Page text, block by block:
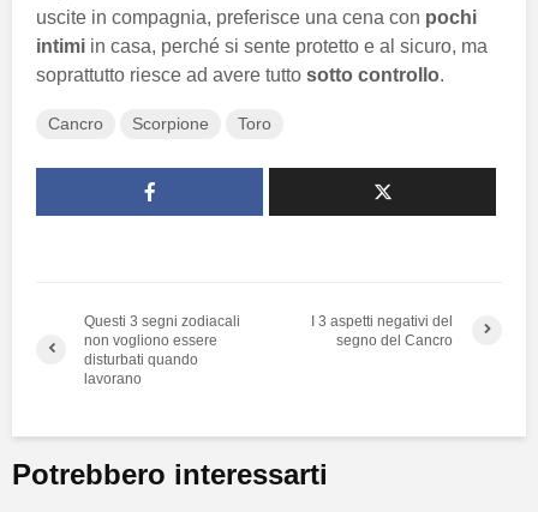
uscite in compagnia, preferisce una cena con pochi
intimi in casa, perché si sente protetto e al sicuro, ma
soprattutto riesce ad avere tutto sotto controllo.
Cancro Scorpione Toro
Questi 3 segni zodiacali
non vogliono essere
disturbati quando
lavorano
I 3 aspetti negativi del
segno del Cancro
Potrebbero interessarti